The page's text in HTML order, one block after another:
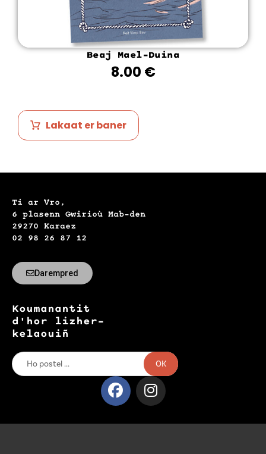
Beaj Mael-Duina
8.00 €
Lakaat er baner
Ti ar Vro,
6 plasenn Gwirioù Mab-den
29270 Karaez
02 98 26 87 12
Darempred
Koumanantit
d'hor lizher-
kelaouiñ
OK